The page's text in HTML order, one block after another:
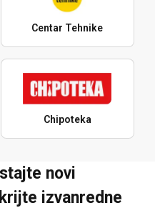
Centar Tehnike
Chipoteka
novi
izvanredne